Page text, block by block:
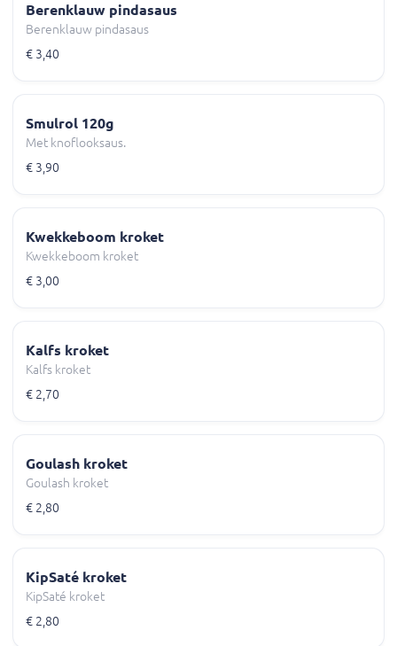
Berenklauw pindasaus
Berenklauw pindasaus
€ 3,40
Smulrol 120g
Met knoflooksaus.
€ 3,90
Kwekkeboom kroket
Kwekkeboom kroket
€ 3,00
Kalfs kroket
Kalfs kroket
€ 2,70
Goulash kroket
Goulash kroket
€ 2,80
KipSaté kroket
KipSaté kroket
€ 2,80